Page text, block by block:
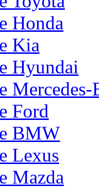
Honda
Kia
Hyundai
Mercedes-
Ford
BMW
Lexus
Mazda